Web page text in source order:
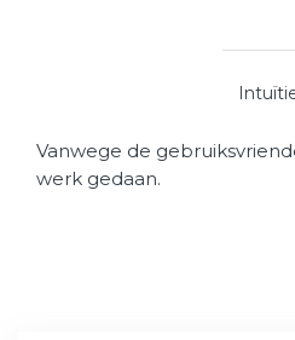
Vanwege de
werk gedaan.